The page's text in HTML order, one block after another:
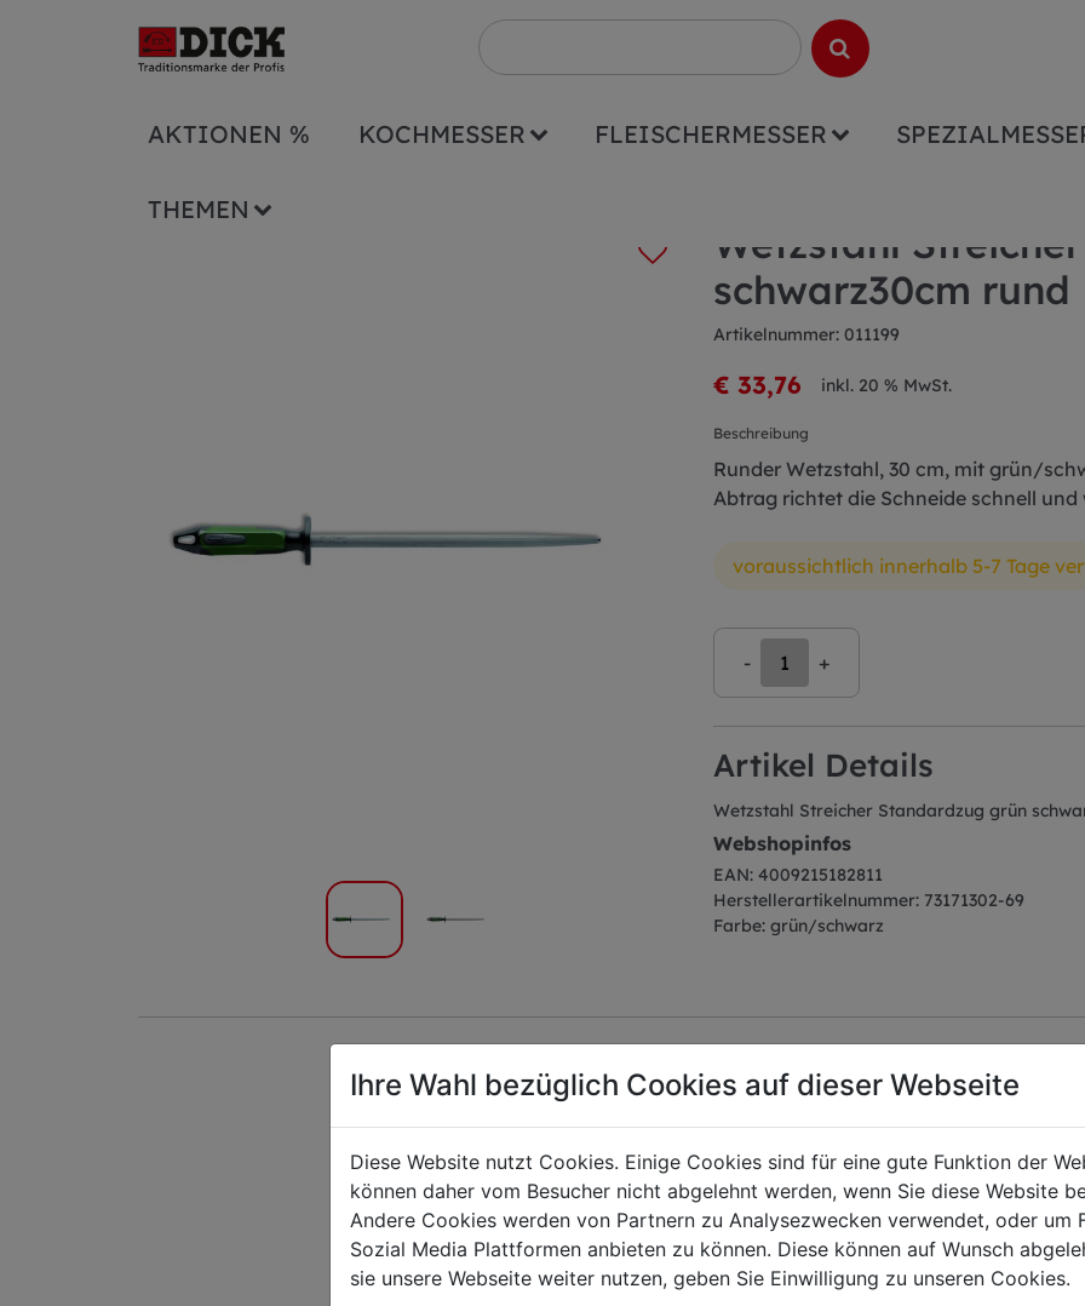
AKTIONEN % KOCHMESSER FLEISCHERMESSER
THEMEN
Wetzstahl
schwarz30cm rund
Artikelnummer: 011199
€ 33,76 inkl. 20 % MwSt.
Beschreibung
Runder Wetzstahl, 30 cm, mit grün/
Abtrag richtet die Schneide schnell
voraussichtlich innerhalb 5-7 Tage
- +
Artikel Details
Wetzstahl Streicher Standardzug grün
Webshopinfos
EAN: 4009215182811
Herstellerartikelnummer: 73171302-69
Farbe: grün/schwarz
Das könnte Sie auch
Ihre Wahl bezüglich Cookies auf dieser Webseite
Diese Website nutzt Cookies. Einige Cookies sind für eine gute Funktion der
können daher vom Besucher nicht abgelehnt werden, wenn Sie diese Website
Andere Cookies werden von Partnern zu Analysezwecken verwendet, oder um
Sozial Media Plattformen anbieten zu können. Diese können auf Wunsch
sie unsere Webseite weiter nutzen, geben Sie Einwilligung zu unseren Cookies.